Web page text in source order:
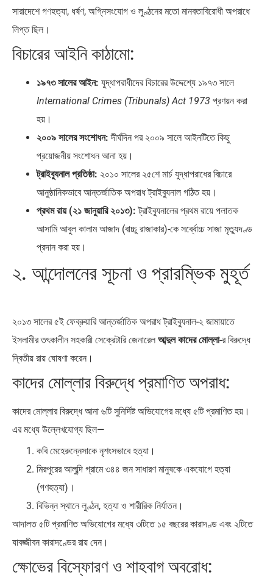
সারাদেশে গণহত্যা, ধর্ষণ, অগ্নিসংযোগ ও লুণ্ঠনের মতো মানবতাবিরোধী অপরাধে
লিপ্ত ছিল।
বিচারের আইনি কাঠামো:
১৯৭৩ সালের আইন: যুদ্ধাপরাধীদের বিচারের উদ্দেশ্যে ১৯৭৩ সালে
International Crimes (Tribunals) Act 1973 প্রণয়ন করা
হয়।
২০০৯ সালের সংশোধন: দীর্ঘদিন পর ২০০৯ সালে আইনটিতে কিছু
প্রয়োজনীয় সংশোধন আনা হয়।
ট্রাইব্যুনাল প্রতিষ্ঠা: ২০১০ সালের ২৫শে মার্চ যুদ্ধাপরাধের বিচারে
আনুষ্ঠানিকভাবে আন্তর্জাতিক অপরাধ ট্রাইব্যুনাল গঠিত হয়।
প্রথম রায় (২১ জানুয়ারি ২০১৩): ট্রাইব্যুনালের প্রথম রায়ে পলাতক
আসামি আবুল কালাম আজাদ (বাচ্চু রাজাকার)-কে সর্ব্বোচ্চ সাজা মৃত্যুদণ্ড
প্রদান করা হয়।
২. আন্দোলনের সূচনা ও প্রারম্ভিক মুহূর্ত
২০১৩ সালের ৫ই ফেব্রুয়ারি আন্তর্জাতিক অপরাধ ট্রাইব্যুনাল-২ জামায়াতে
ইসলামীর তৎকালীন সহকারী সেক্রেটারি জেনারেল আব্দুল কাদের মোল্লা-র বিরুদ্ধে
দ্বিতীয় রায় ঘোষণা করেন।
কাদের মোল্লার বিরুদ্ধে প্রমাণিত অপরাধ:
কাদের মোল্লার বিরুদ্ধে আনা ৬টি সুনির্দিষ্ট অভিযোগের মধ্যে ৫টি প্রমাণিত হয়।
এর মধ্যে উল্লেখযোগ্য ছিল—
কবি মেহেরুন্নেসাকে নৃশংসভাবে হত্যা।
মিরপুরের আলুব্দি গ্রামে ৩৪৪ জন সাধারণ মানুষকে একযোগে হত্যা
(গণহত্যা)।
বিভিন্ন স্থানে লুণ্ঠন, হত্যা ও শারীরিক নির্যাতন।
আদালত ৫টি প্রমাণিত অভিযোগের মধ্যে ৩টিতে ১৫ বছরের কারাদণ্ড এবং ২টিতে
যাবজ্জীবন কারাদণ্ডের রায় দেন।
ক্ষোভের বিস্ফোরণ ও শাহবাগ অবরোধ: